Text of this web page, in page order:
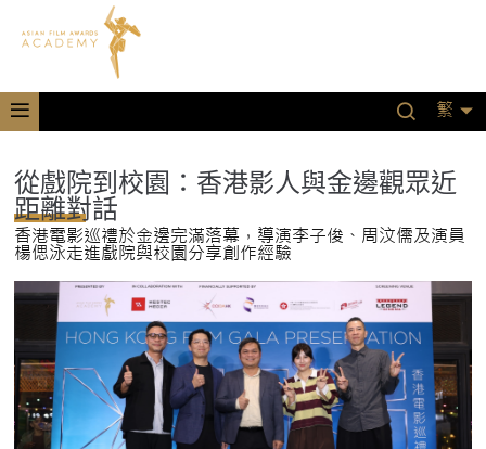
繁
從戲院到校園：香港影人與金邊觀眾近
距離對話
香港電影巡禮於金邊完滿落幕，導演李子俊、周汶儒及演員
楊偲泳走進戲院與校園分享創作經驗